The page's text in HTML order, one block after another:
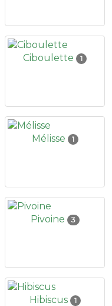
Ciboulette 1
Mélisse 1
Pivoine 3
Hibiscus 1